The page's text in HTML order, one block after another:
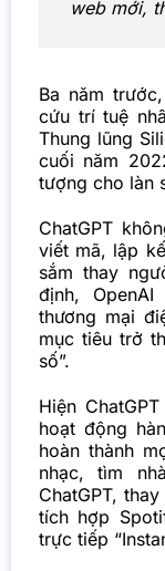
web mới,
Ba năm
cứu trí tuệ
Thung lũng
cuối năm
tượng cho làn
ChatGPT
viết mã, lập
sắm thay
định,
thương mại
mục tiêu trở
số”.
Hiện
hoạt động
hoàn thành
nhạc, tìm
ChatGPT,
tích hợp
trực tiếp